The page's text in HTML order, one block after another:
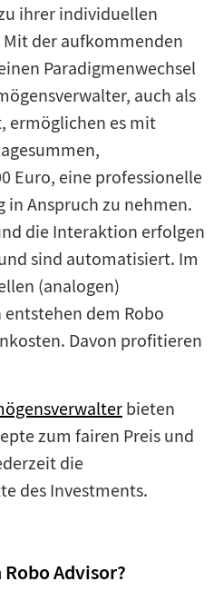
ihrer individuellen
Mit der aufkommenden
Paradigmenwechsel
auch als
ermöglichen es mit
Euro, eine professionelle
in Anspruch zu nehmen.
die Interaktion erfolgen
sind automatisiert. Im
(analogen)
dem Robo
Davon profitieren
bieten
zum fairen Preis und
die
des Investments.
Advisor?